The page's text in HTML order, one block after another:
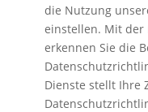
die Nutzung
einstellen. Mit der
erkennen Sie die
Dienste stellt Ihre